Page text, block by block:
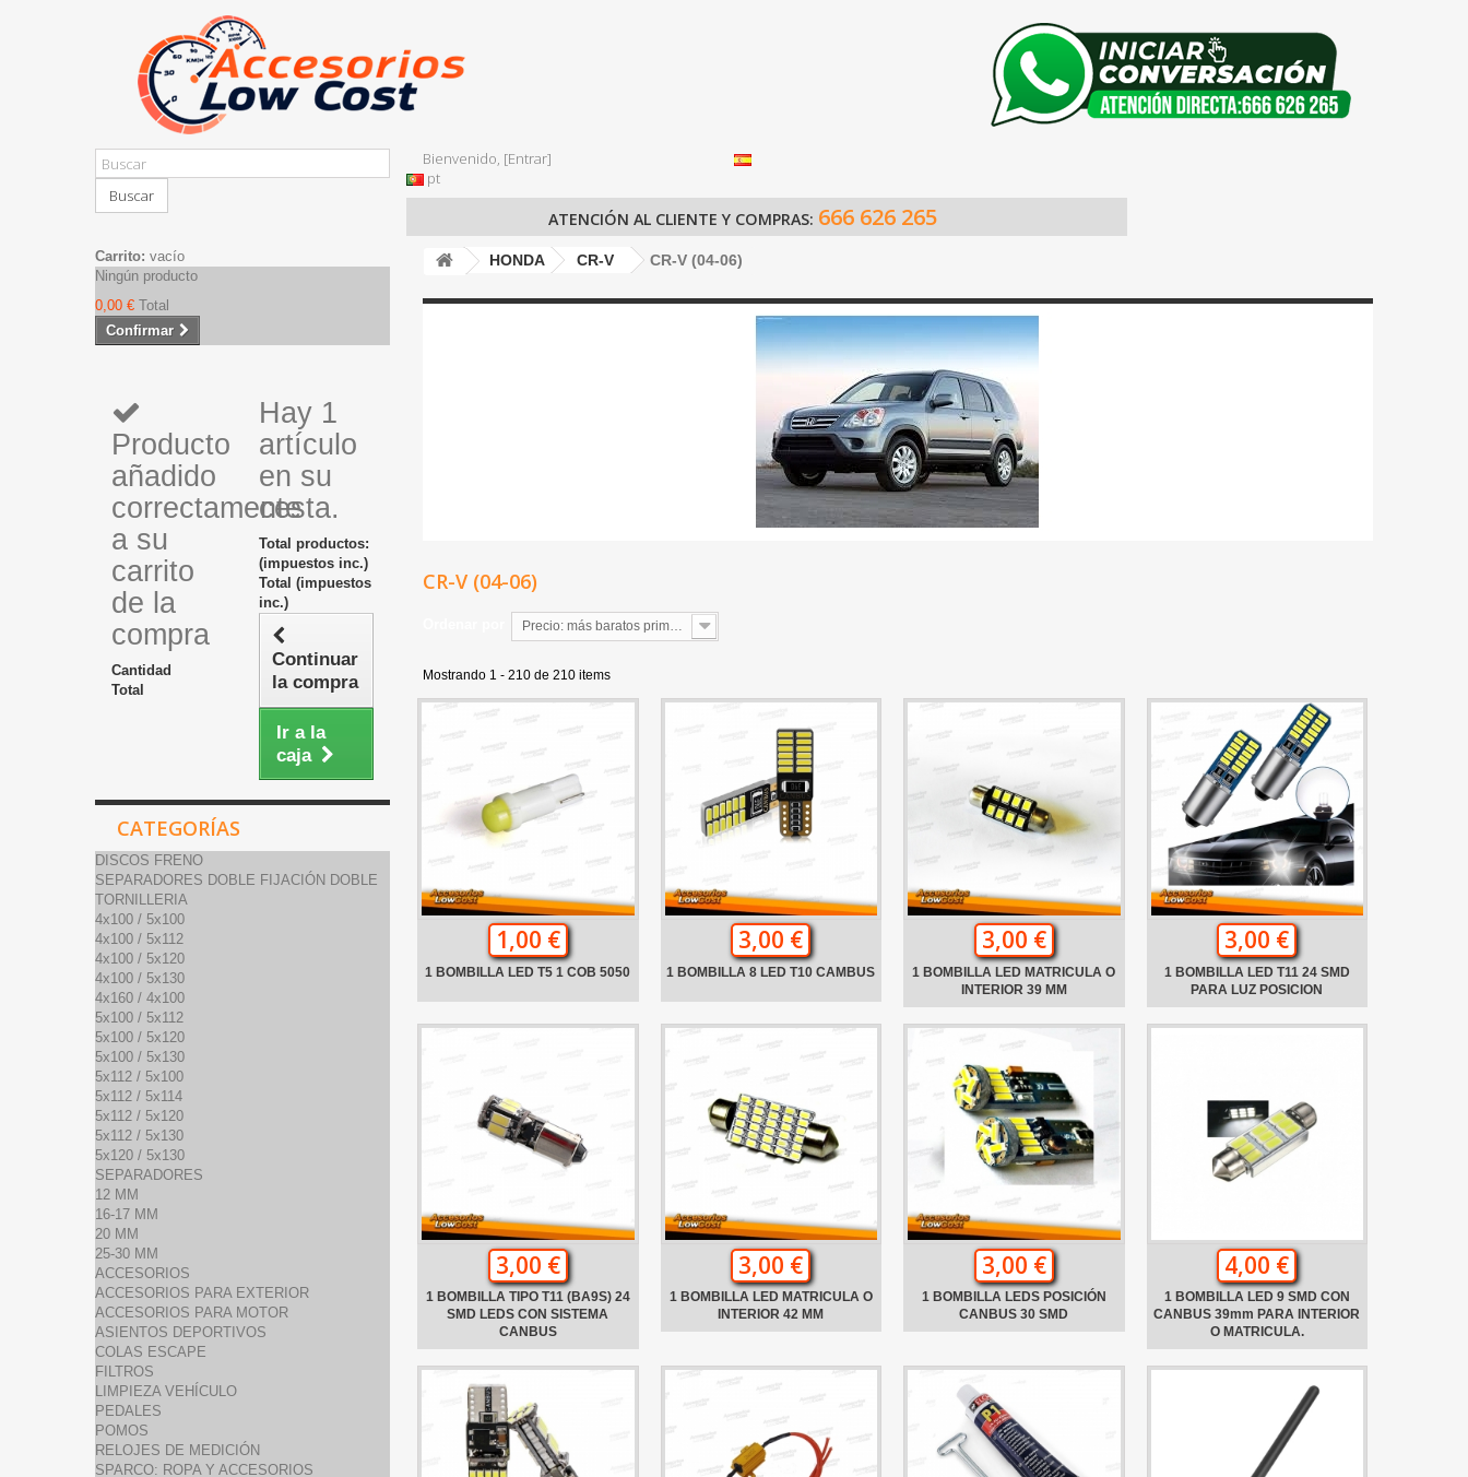
Buscar
Bienvenido, [Entrar]
pt
ATENCIÓN AL CLIENTE Y COMPRAS: 666 626 265
Carrito: vacío
Ningún producto
0,00 € Total
Confirmar
Producto
añadido
correctamente
a su
carrito
de la
compra
Cantidad
Total
Hay 1
artículo
en su
cesta.
Total productos:
(impuestos inc.)
Total (impuestos
inc.)
Continuar
la compra
Ir a la
caja
CATEGORÍAS
DISCOS FRENO
SEPARADORES DOBLE FIJACIÓN DOBLE
TORNILLERIA
4x100 / 5x100
4x100 / 5x112
4x100 / 5x120
4x100 / 5x130
4x160 / 4x100
5x100 / 5x112
5x100 / 5x120
5x100 / 5x130
5x112 / 5x100
5x112 / 5x114
5x112 / 5x120
5x112 / 5x130
5x120 / 5x130
SEPARADORES
12 MM
16-17 MM
20 MM
25-30 MM
ACCESORIOS
ACCESORIOS PARA EXTERIOR
ACCESORIOS PARA MOTOR
ASIENTOS DEPORTIVOS
COLAS ESCAPE
FILTROS
LIMPIEZA VEHÍCULO
PEDALES
POMOS
RELOJES DE MEDICIÓN
SPARCO: ROPA Y ACCESORIOS
HONDA CR-V CR-V (04-06)
CR-V (04-06)
Precio: más baratos primero
Mostrando 1 - 210 de 210 items
1,00 €
1 BOMBILLA LED T5 1 COB 5050
3,00 €
1 BOMBILLA 8 LED T10 CAMBUS
3,00 €
1 BOMBILLA LED MATRICULA O
INTERIOR 39 MM
3,00 €
1 BOMBILLA LED T11 24 SMD
PARA LUZ POSICION
3,00 €
1 BOMBILLA TIPO T11 (BA9S) 24
SMD LEDS CON SISTEMA
CANBUS
3,00 €
1 BOMBILLA LED MATRICULA O
INTERIOR 42 MM
3,00 €
1 BOMBILLA LEDS POSICIÓN
CANBUS 30 SMD
4,00 €
1 BOMBILLA LED 9 SMD CON
CANBUS 39mm PARA INTERIOR
O MATRICULA.